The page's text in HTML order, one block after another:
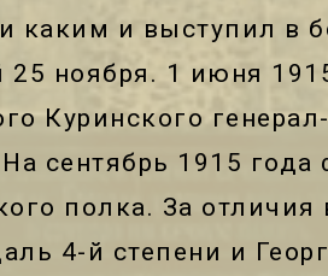
каким и выступил в
25 ноября. 1 июня
Куринского
сентябрь 1915
полка. За отличия
4-й степени и